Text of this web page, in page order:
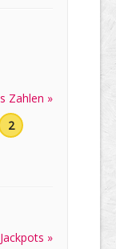
Zahlen »
2
»